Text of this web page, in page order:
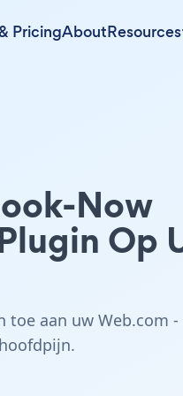
PricingAboutResources
Now
Op
toe aan uw Web.com -